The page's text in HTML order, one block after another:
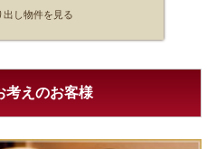
出し物件を見る
考えのお客様